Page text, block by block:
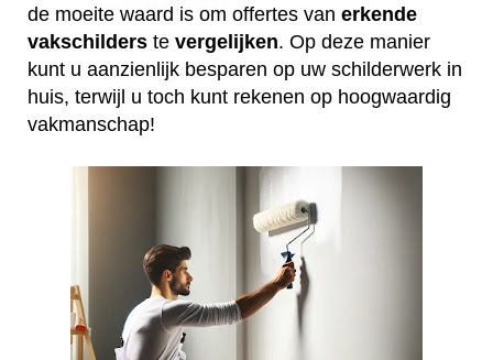
de moeite waard is om offertes van erkende
vakschilders te vergelijken. Op deze manier
kunt u aanzienlijk besparen op uw schilderwerk in
huis, terwijl u toch kunt rekenen op hoogwaardig
vakmanschap!